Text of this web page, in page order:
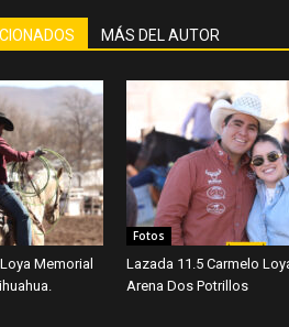
MÁS DEL AUTOR
Memorial
Fotos
Lazada 11.5 Carmelo
Arena Dos Potrillos